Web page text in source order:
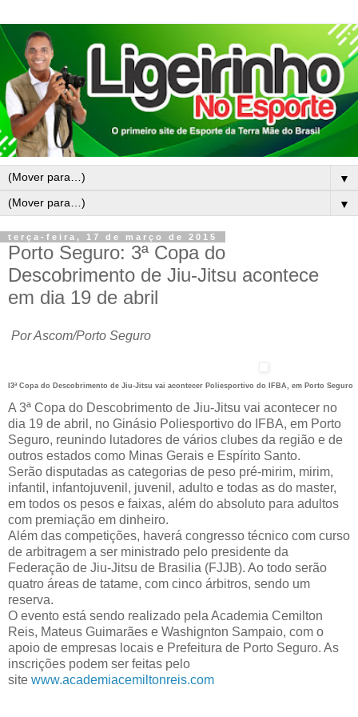
▼
▼
terça-feira, 17 de março de 2015
Porto Seguro: 3ª Copa do
Descobrimento de Jiu-Jitsu acontece
em dia 19 de abril
Por Ascom/Porto Seguro
I3ª Copa do Descobrimento de Jiu-Jitsu vai acontecer Poliesportivo do IFBA, em Porto Seguro
A 3ª Copa do Descobrimento de Jiu-Jitsu vai acontecer no
dia 19 de abril, no Ginásio Poliesportivo do IFBA, em Porto
Seguro, reunindo lutadores de vários clubes da região e de
outros estados como Minas Gerais e Espírito Santo.
Serão disputadas as categorias de peso pré-mirim, mirim,
infantil, infantojuvenil, juvenil, adulto e todas as do master,
em todos os pesos e faixas, além do absoluto para adultos
com premiação em dinheiro.
Além das competições, haverá congresso técnico com curso
de arbitragem a ser ministrado pelo presidente da
Federação de Jiu-Jitsu de Brasilia (FJJB). Ao todo serão
quatro áreas de tatame, com cinco árbitros, sendo um
reserva.
O evento está sendo realizado pela Academia Cemilton
Reis, Mateus Guimarães e Washignton Sampaio, com o
apoio de empresas locais e Prefeitura de Porto Seguro. As
inscrições podem ser feitas pelo
site www.academiacemiltonreis.com